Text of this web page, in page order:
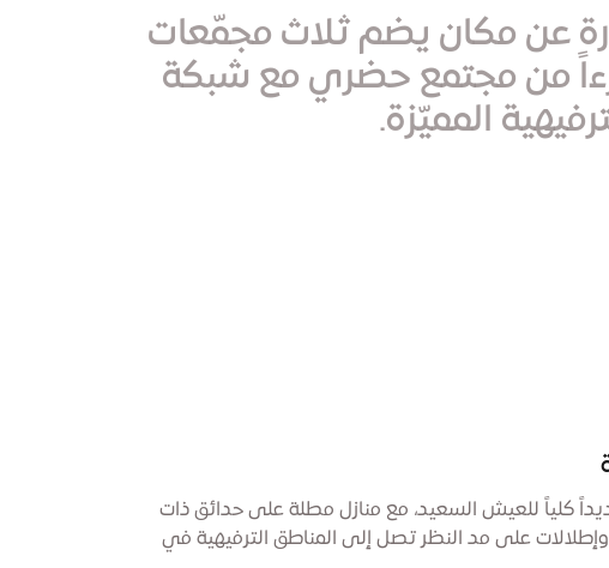
عن مكان يضم ثلاث مجمّعات
من مجتمع حضري مع شبكة
المميّزة.
كلياً للعيش السعيد، مع منازل مطلة على حدائق ذات
وإطلالات على مد النظر تصل إلى المناطق الترفيهية في